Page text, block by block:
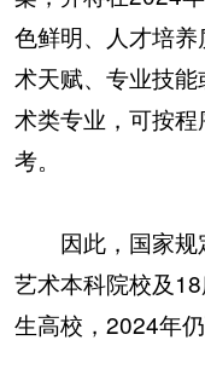
色鲜明、人才培
术天赋、专业技
术类专业，可按
考。
因此，国家规
艺术本科院校及
生高校，2024年